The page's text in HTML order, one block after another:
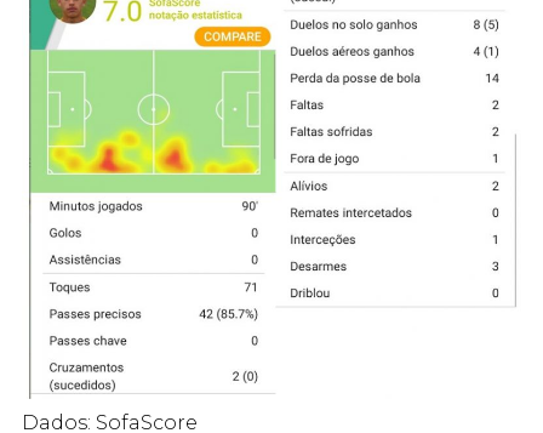
Dados: SofaScore